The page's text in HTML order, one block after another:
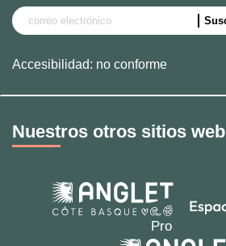
Accesibilidad: no conforme
Nuestros otros sitios web